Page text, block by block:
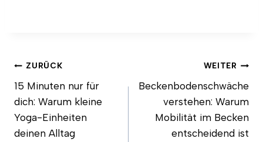
Beitragsnavigation
ZURÜCK
15 Minuten nur für
dich: Warum kleine
Yoga-Einheiten
deinen Alltag
WEITER
Beckenbodenschwäche
verstehen: Warum
Mobilität im Becken
entscheidend ist